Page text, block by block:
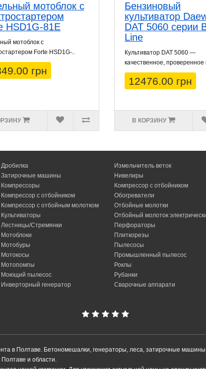
мотоблок с
HSD1G-81E
мотоблок с
Forte HSD1G-..
грн
Бензиновый
культиватор
DAT 5060 серии
Line
Культиватор DAT 5060 —
качественное, проверенное
12476.00 грн
В КОРЗИНУ
Дробилка
Затирочные машины
Компрессоры
Компрессор с отбойником
Компрессор с отбойным молотком
Культиваторы
Лестницы/Стремянки
Мотоблоки
Мотобуры
Мотокосы
Мотопомпы
Моющий пылесос
Инверторный генератор
Измельчитель веток
Нивелиры
Компрессор с отбойником
Обогреватели
Отбойные молотки
Отбойный молоток
Перфораторы
Плиткорезы
Пылесосы
Промышленный пылесос
Роклы
Рубанки
Сварочные аппарати
в Полтаве. Бетономешалки, генераторы, леса, затирочные
и области.